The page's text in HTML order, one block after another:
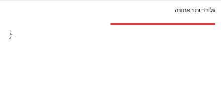
גלידריות באתונה
1-
2-
3-